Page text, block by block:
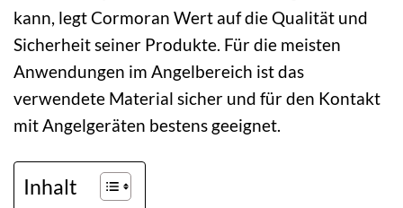
kann, legt Cormoran Wert auf die Qualität und
Sicherheit seiner Produkte. Für die meisten
Anwendungen im Angelbereich ist das
verwendete Material sicher und für den Kontakt
mit Angelgeräten bestens geeignet.
Inhalt